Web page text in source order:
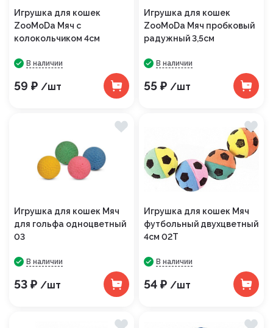
Игрушка для кошек
ZooMoDa Мяч с
колокольчиком 4см
В наличии
59 ₽ /шт
Игрушка для кошек
ZooMoDa Мяч пробковый
радужный 3,5см
В наличии
55 ₽ /шт
Игрушка для кошек Мяч
для гольфа одноцветный
03
В наличии
53 ₽ /шт
Игрушка для кошек Мяч
футбольный двухцветный
4см 02Т
В наличии
54 ₽ /шт